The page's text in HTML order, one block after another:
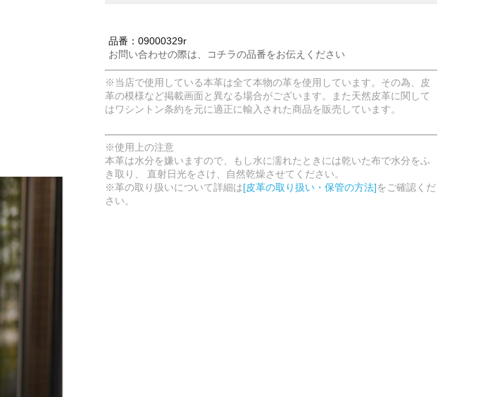
品番：09000329r
お問い合わせの際は、コチラの品番をお伝えください
※当店で使用している本革は全て本物の革を使用しています。その為、皮
革の模様など掲載画面と異なる場合がございます。また天然皮革に関して
はワシントン条約を元に適正に輸入された商品を販売しています。
※使用上の注意
本革は水分を嫌いますので、もし水に濡れたときには乾いた布で水分をふ
き取り、 直射日光をさけ、自然乾燥させてください。
※革の取り扱いについて詳細は[皮革の取り扱い・保管の方法]をご確認くだ
さい。